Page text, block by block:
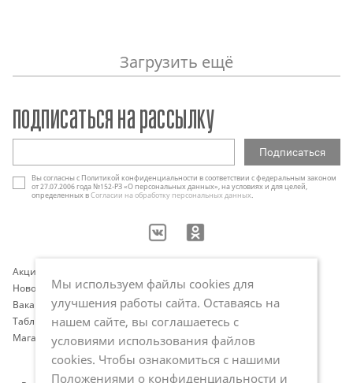
Загрузить ещё
Акции
Новости
Вакансии
Таблица размеров
Магазины
Оплата и доставка
Программа лояльности
Публичная оферта
Политика обработки
персональных данных
подписаться на рассылку
Вы согласны с Политикой конфиденциальности в соответствии с федеральным законом
от 27.07.2006 года №152-РЗ «О персональных данных», на условиях и для целей,
определенных вСогласии на обработку персональных данных.
Мы используем файлы cookies для
улучшения работы сайта. Оставаясь на
нашем сайте, вы соглашаетесь с
условиями использования файлов
cookies. Чтобы ознакомиться с нашими
Положениями о конфиденциальности и